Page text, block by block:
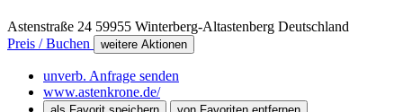
Astenstraße 24 59955 Winterberg-Altastenberg Deutschland
Preis / Buchen
weitere Aktionen
unverb. Anfrage senden
www.astenkrone.de/